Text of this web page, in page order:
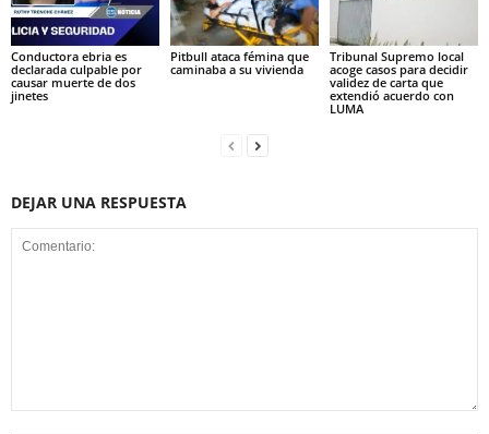
Conductora ebria es
declarada culpable por
causar muerte de dos
jinetes
Pitbull ataca fémina que
caminaba a su vivienda
Tribunal Supremo local
acoge casos para decidir
validez de carta que
extendió acuerdo con
LUMA
DEJAR UNA RESPUESTA